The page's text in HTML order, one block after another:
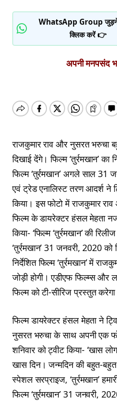
WhatsApp Group
क्लिक करें 👉
अपनी मनपसंद
राजकुमार राव और नुसरत भरुचा
दिखाई देंगे। फिल्म ‘तुर्रमखान’
फिल्म ‘तुर्रमखान’ अगले साल 31
एवं ट्रेड एनालिस्ट तरण आदर्श ने
किया। इस फोटो में राजकुमार
फिल्म के डायरेक्टर हंसल मेहता
किया- ‘फिल्म ‘तुर्रमखान’ की
‘तुर्रमखान’ 31 जनवरी, 2020 को
निर्देशित फिल्म ‘तुर्रमखान’ में
जोड़ी होगी। एडीएफ फिल्म्स और लव
फिल्म को टी-सीरिज प्रस्तुत
फिल्म डायरेक्टर हंसल मेहता ने
नुसरत भरुचा के साथ अपनी एक
शनिवार को ट्वीट किया- ‘खास
खास दिन। जन्मदिन की बहुत-
स्पेशल सरप्राइज, ‘तुर्रमखान’
फिल्म ‘तुर्रमखान’ 31 जनवरी,